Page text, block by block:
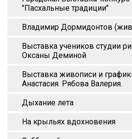
"Пасхальные традиции"
Владимир Дормидонтов
Выставка учеников студии
Оксаны Деминой
Выставка живописи и
Анастасия. Рябова Валерия.
Дыхание лета
На крыльях вдохновения